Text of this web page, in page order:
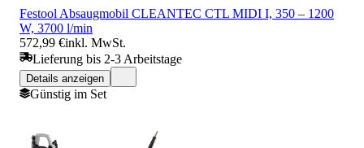
Festool Absaugmobil CLEANTEC CTL MIDI I, 350 – 1200
W, 3700 l/min
572,99 €inkl. MwSt.
Lieferung bis 2-3 Arbeitstage
Details anzeigen
Günstig im Set